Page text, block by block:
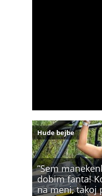
”Sem
dobim fanta!
na meni, takoj
Hude bejbe